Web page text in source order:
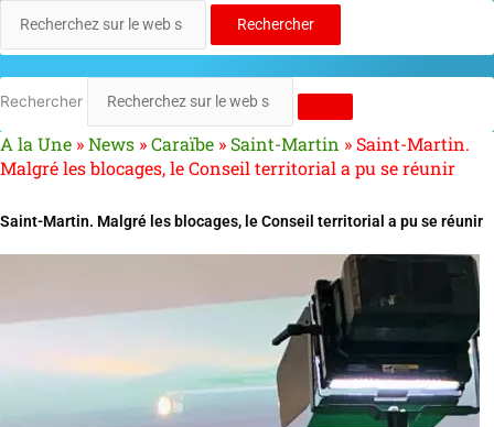
Rechercher
Rechercher
A la Une »News »Caraïbe »Saint-Martin »Saint-Martin.
Malgré les blocages, le Conseil territorial a pu se réunir
Saint-Martin. Malgré les blocages, le Conseil territorial a pu se réunir